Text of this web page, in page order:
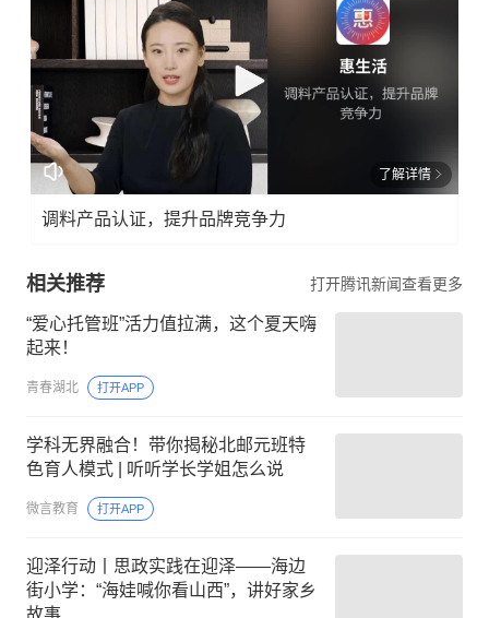
了解详情
调料产品认证，提升品牌竞争力
相关推荐 打开腾讯新闻查看更多
“爱心托管班”活力值拉满，这个夏天嗨
起来！
青春湖北 打开APP
学科无界融合！带你揭秘北邮元班特
色育人模式 | 听听学长学姐怎么说
微言教育 打开APP
迎泽行动丨思政实践在迎泽——海边
街小学：“海娃喊你看山西”，讲好家乡
故事